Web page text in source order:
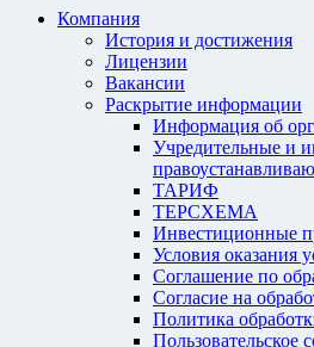
Компания
История и достижения
Лицензии
Вакансии
Раскрытие информации
Информация об
Учредительные и
ТАРИФ
ТЕРСХЕМА
Инвестиционные
Условия оказания
Соглашение по
Согласие на
Политика
Пользовательское